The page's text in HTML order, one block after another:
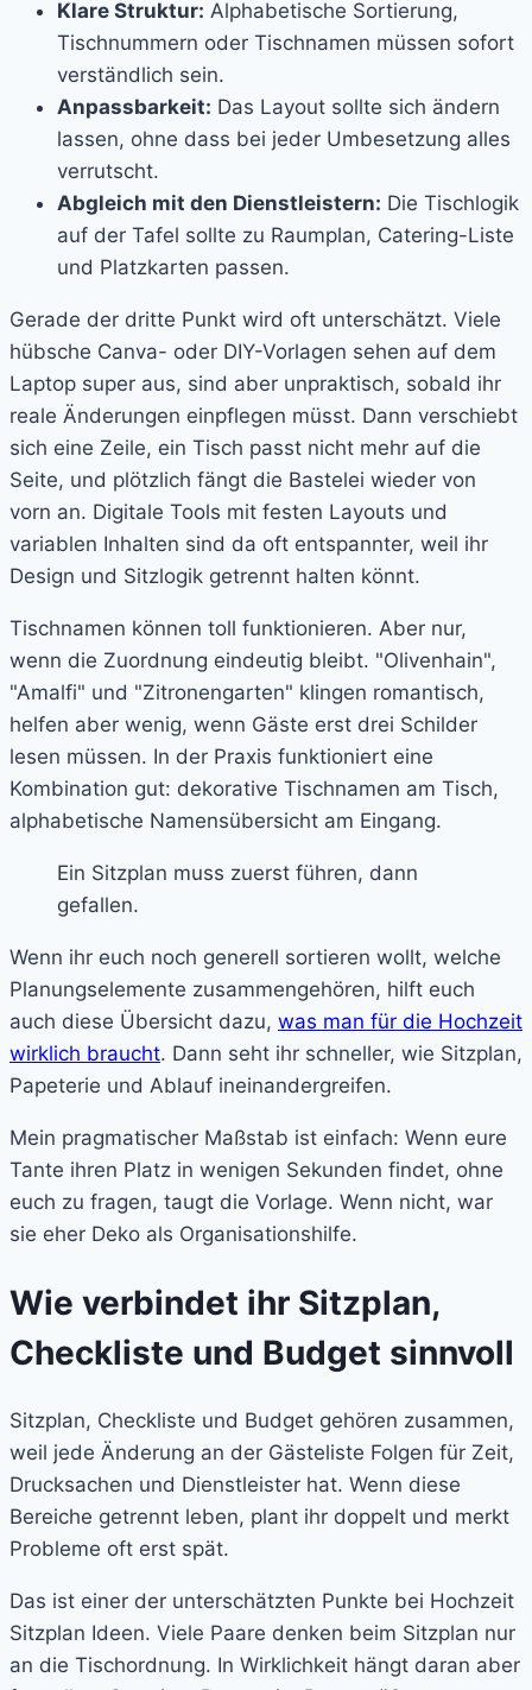
Klare Struktur: Alphabetische Sortierung,
Tischnummern oder Tischnamen müssen sofort
verständlich sein.
Anpassbarkeit: Das Layout sollte sich ändern
lassen, ohne dass bei jeder Umbesetzung alles
verrutscht.
Abgleich mit den Dienstleistern: Die Tischlogik
auf der Tafel sollte zu Raumplan, Catering-Liste
und Platzkarten passen.
Gerade der dritte Punkt wird oft unterschätzt. Viele
hübsche Canva- oder DIY-Vorlagen sehen auf dem
Laptop super aus, sind aber unpraktisch, sobald ihr
reale Änderungen einpflegen müsst. Dann verschiebt
sich eine Zeile, ein Tisch passt nicht mehr auf die
Seite, und plötzlich fängt die Bastelei wieder von
vorn an. Digitale Tools mit festen Layouts und
variablen Inhalten sind da oft entspannter, weil ihr
Design und Sitzlogik getrennt halten könnt.
Tischnamen können toll funktionieren. Aber nur,
wenn die Zuordnung eindeutig bleibt. "Olivenhain",
"Amalfi" und "Zitronengarten" klingen romantisch,
helfen aber wenig, wenn Gäste erst drei Schilder
lesen müssen. In der Praxis funktioniert eine
Kombination gut: dekorative Tischnamen am Tisch,
alphabetische Namensübersicht am Eingang.
Ein Sitzplan muss zuerst führen, dann
gefallen.
Wenn ihr euch noch generell sortieren wollt, welche
Planungselemente zusammengehören, hilft euch
auch diese Übersicht dazu, was man für die Hochzeit
wirklich braucht. Dann seht ihr schneller, wie Sitzplan,
Papeterie und Ablauf ineinandergreifen.
Mein pragmatischer Maßstab ist einfach: Wenn eure
Tante ihren Platz in wenigen Sekunden findet, ohne
euch zu fragen, taugt die Vorlage. Wenn nicht, war
sie eher Deko als Organisationshilfe.
Wie verbindet ihr Sitzplan,
Checkliste und Budget sinnvoll
Sitzplan, Checkliste und Budget gehören zusammen,
weil jede Änderung an der Gästeliste Folgen für Zeit,
Drucksachen und Dienstleister hat. Wenn diese
Bereiche getrennt leben, plant ihr doppelt und merkt
Probleme oft erst spät.
Das ist einer der unterschätzten Punkte bei Hochzeit
Sitzplan Ideen. Viele Paare denken beim Sitzplan nur
an die Tischordnung. In Wirklichkeit hängt daran aber